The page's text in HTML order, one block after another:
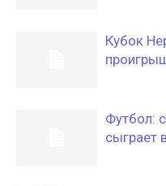
Кубок
Футбол:
сыграет